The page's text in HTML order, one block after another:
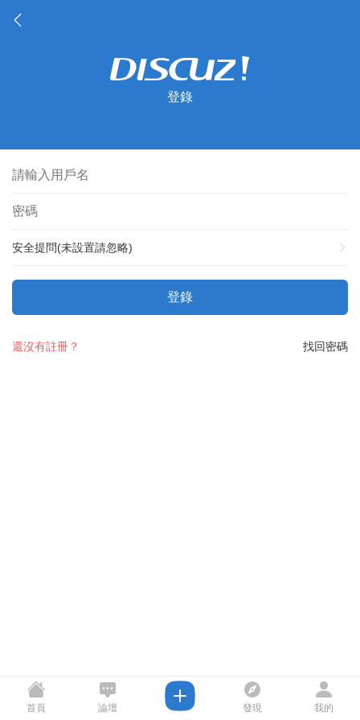
登錄
安全提問(未設置請忽略)
登錄
找回密碼
還沒有註冊？
首頁 論壇 發現 我的